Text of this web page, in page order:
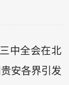
中全会在北
安各界引发